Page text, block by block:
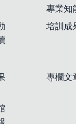
專業知
培訓成
專欄文